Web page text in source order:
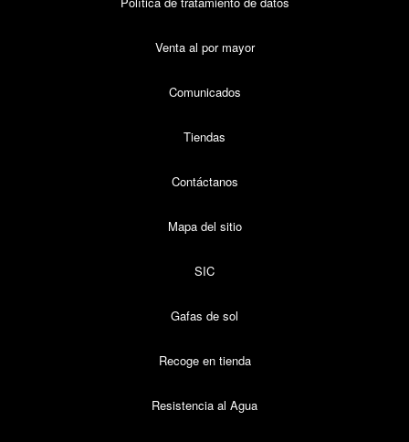
Venta al por mayor
Comunicados
Tiendas
Contáctanos
Mapa del sitio
SIC
Gafas de sol
Recoge en tienda
Resistencia al Agua